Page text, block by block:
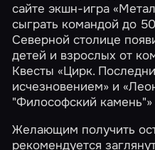
сайте экшн-игра
сыграть командой до
Северной столице
детей и взрослых от
Квесты«Цирк.
исчезновением» и
"Философский камень"»
Желающим получить
рекомендуется